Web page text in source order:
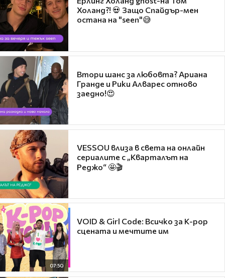
Холанд?! 💀 Защо Спайдър-мен
остана на "seen"😅
Втори шанс за любовта? Ариана
Гранде и Рики Алварес отново
заедно!😍
VESSOU влиза в света на онлайн
сериалите с „Кварталът на
Реджо“ 🤩🎬
07:50
VOID & Girl Code: Всичко за K-pop
сцената и мечтите им